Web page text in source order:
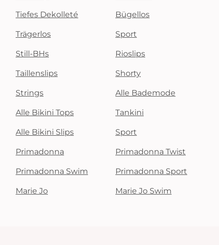
Tiefes Dekolleté Bügellos
Trägerlos Sport
Still-BHs Rioslips
Taillenslips Shorty
Strings Alle Bademode
Alle Bikini Tops Tankini
Alle Bikini Slips Sport
Primadonna Primadonna Twist
Primadonna Swim Primadonna Sport
Marie Jo Marie Jo Swim